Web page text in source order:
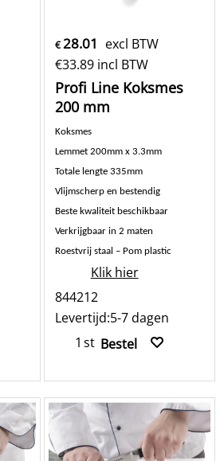
€28.01 excl BTW
€33.89 incl BTW
Profi Line Koksmes
200 mm
Koksmes
Lemmet 200mm x 3.3mm
Totale lengte 335mm
Vlijmscherp en bestendig
Beste kwaliteit beschikbaar
Verkrijgbaar in 2 maten
Roestvrij staal – Pom plastic
Klik hier
844212
Levertijd:5-7 dagen
st Bestel